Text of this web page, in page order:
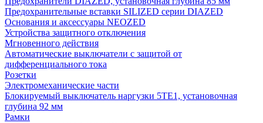
Предохранительные вставки SILIZED серии DIAZED
Основания и аксессуары NEOZED
Устройства защитного отключения
Мгновенного действия
Автоматические выключатели с защитой от
дифференциального тока
Розетки
Электромеханические части
Блокируемый выключатель наргузки 5TE1, установочная
глубина 92 мм
Рамки